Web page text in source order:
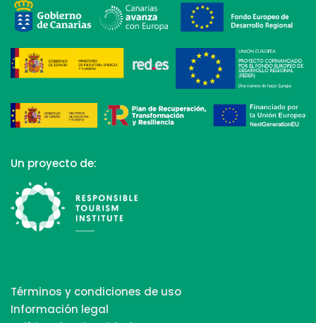
Un proyecto de:
Términos y condiciones de uso
Información legal